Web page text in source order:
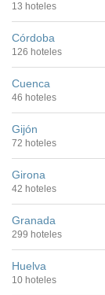
13 hoteles
Córdoba
126 hoteles
Cuenca
46 hoteles
Gijón
72 hoteles
Girona
42 hoteles
Granada
299 hoteles
Huelva
10 hoteles